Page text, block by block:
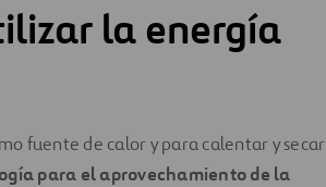
la energía
fuente de calor y para calentar y secar
para el aprovechamiento de la